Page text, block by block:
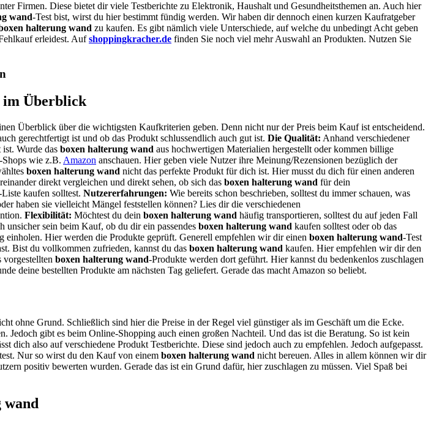
Firmen. Diese bietet dir viele Testberichte zu Elektronik, Haushalt und Gesundheitsthemen an. Auch hier
wand-Test bist, wirst du hier bestimmt fündig werden. Wir haben dir dennoch einen kurzen Kaufratgeber
halterung wand zu kaufen. Es gibt nämlich viele Unterschiede, auf welche du unbedingt Acht geben
erleidest. Aufshoppingkracher.de finden Sie noch viel mehr Auswahl an Produkten. Nutzen Sie
im Überblick
Überblick über die wichtigsten Kaufkriterien geben. Denn nicht nur der Preis beim Kauf ist entscheidend.
gerechtfertigt ist und ob das Produkt schlussendlich auch gut ist. Die Qualität: Anhand verschiedener
ist. Wurde das boxen halterung wand aus hochwertigen Materialien hergestellt oder kommen billige
wie z.B. Amazon anschauen. Hier geben viele Nutzer ihre Meinung/Rezensionen bezüglich der
boxen halterung wand nicht das perfekte Produkt für dich ist. Hier musst du dich für einen anderen
direkt vergleichen und direkt sehen, ob sich das boxen halterung wand für dein
kaufen solltest. Nutzererfahrungen: Wie bereits schon beschrieben, solltest du immer schauen, was
haben sie vielleicht Mängel feststellen können? Lies dir die verschiedenen
Flexibilität: Möchtest du dein boxen halterung wand häufig transportieren, solltest du auf jeden Fall
sein beim Kauf, ob du dir ein passendes boxen halterung wand kaufen solltest oder ob das
Hier werden die Produkte geprüft. Generell empfehlen wir dir einen boxen halterung wand-Test
Bist du vollkommen zufrieden, kannst du das boxen halterung wand kaufen. Hier empfehlen wir dir den
boxen halterung wand-Produkte werden dort geführt. Hier kannst du bedenkenlos zuschlagen
deine bestellten Produkte am nächsten Tag geliefert. Gerade das macht Amazon so beliebt.
ohne Grund. Schließlich sind hier die Preise in der Regel viel günstiger als im Geschäft um die Ecke.
Jedoch gibt es beim Online-Shopping auch einen großen Nachteil. Und das ist die Beratung. So ist kein
dich also auf verschiedene Produkt Testberichte. Diese sind jedoch auch zu empfehlen. Jedoch aufgepasst.
Nur so wirst du den Kauf von einem boxen halterung wand nicht bereuen. Alles in allem können wir dir
positiv bewerten wurden. Gerade das ist ein Grund dafür, hier zuschlagen zu müssen. Viel Spaß bei
wand